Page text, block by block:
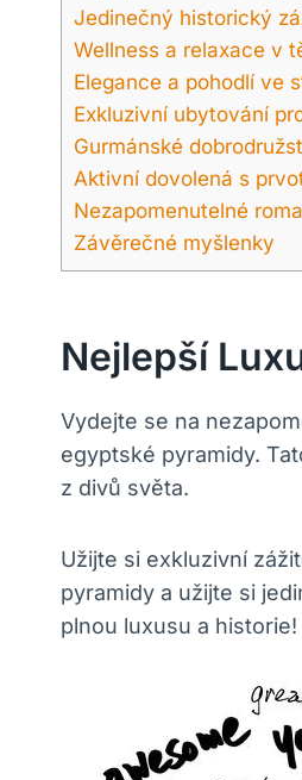
Jedinečný historický
Wellness a relaxace v
Elegance a pohodlí ve
Exkluzivní ubytování
Gurmánské
Aktivní dovolená s
Nezapomenutelné
Závěrečné myšlenky
Nejlepší
Vydejte se na
egyptské pyramidy.
z divů světa.
Užijte si exkluzivní
pyramidy a užijte si
plnou luxusu a historie!